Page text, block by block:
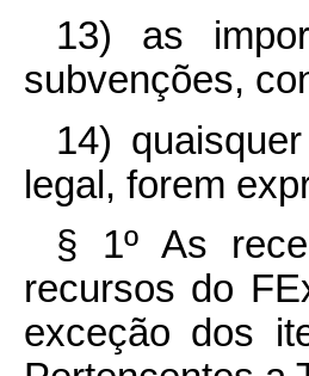
13) as
subvenções,
14)
legal, forem
§ 1º As
recursos do
exceção dos